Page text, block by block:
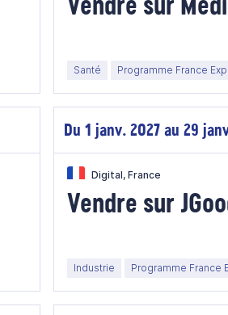
Santé Programme France
Du 1 janv. 2027 au 29
Digital, France
Vendre sur
Industrie Programme France